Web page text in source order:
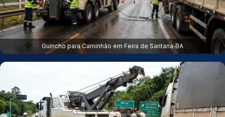
Guincho para Caminhão em Feira de Santana‑BA